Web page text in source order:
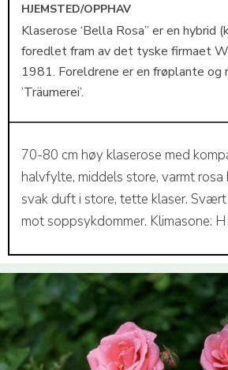
HJEMSTED/OPPHAV
Klaserose ‘Bella Rosa’’ er en hybrid
foredlet fram av det tyske firmaet W.
1981. Foreldrene er en frøplante og
’Träumerei’.
70-80 cm høy klaserose med
halvfylte, middels store, varmt rosa
svak duft i store, tette klaser.
mot soppsykdommer. Klimasone: